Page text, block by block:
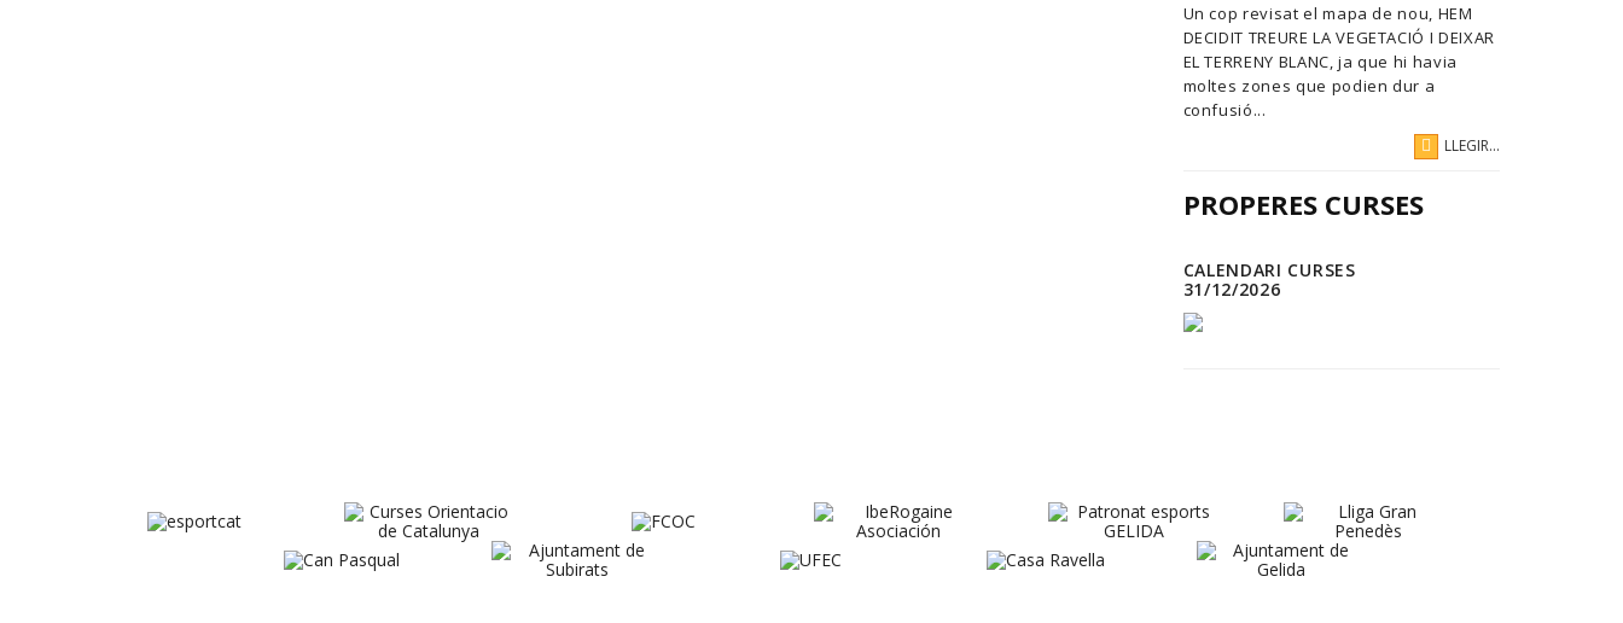
Un cop revisat el mapa de nou, HEM
DECIDIT TREURE LA VEGETACIÓ I DEIXAR
EL TERRENY BLANC, ja que hi havia
moltes zones que podien dur a
confusió...
LLEGIR...
PROPERES CURSES
CALENDARI CURSES
31/12/2026